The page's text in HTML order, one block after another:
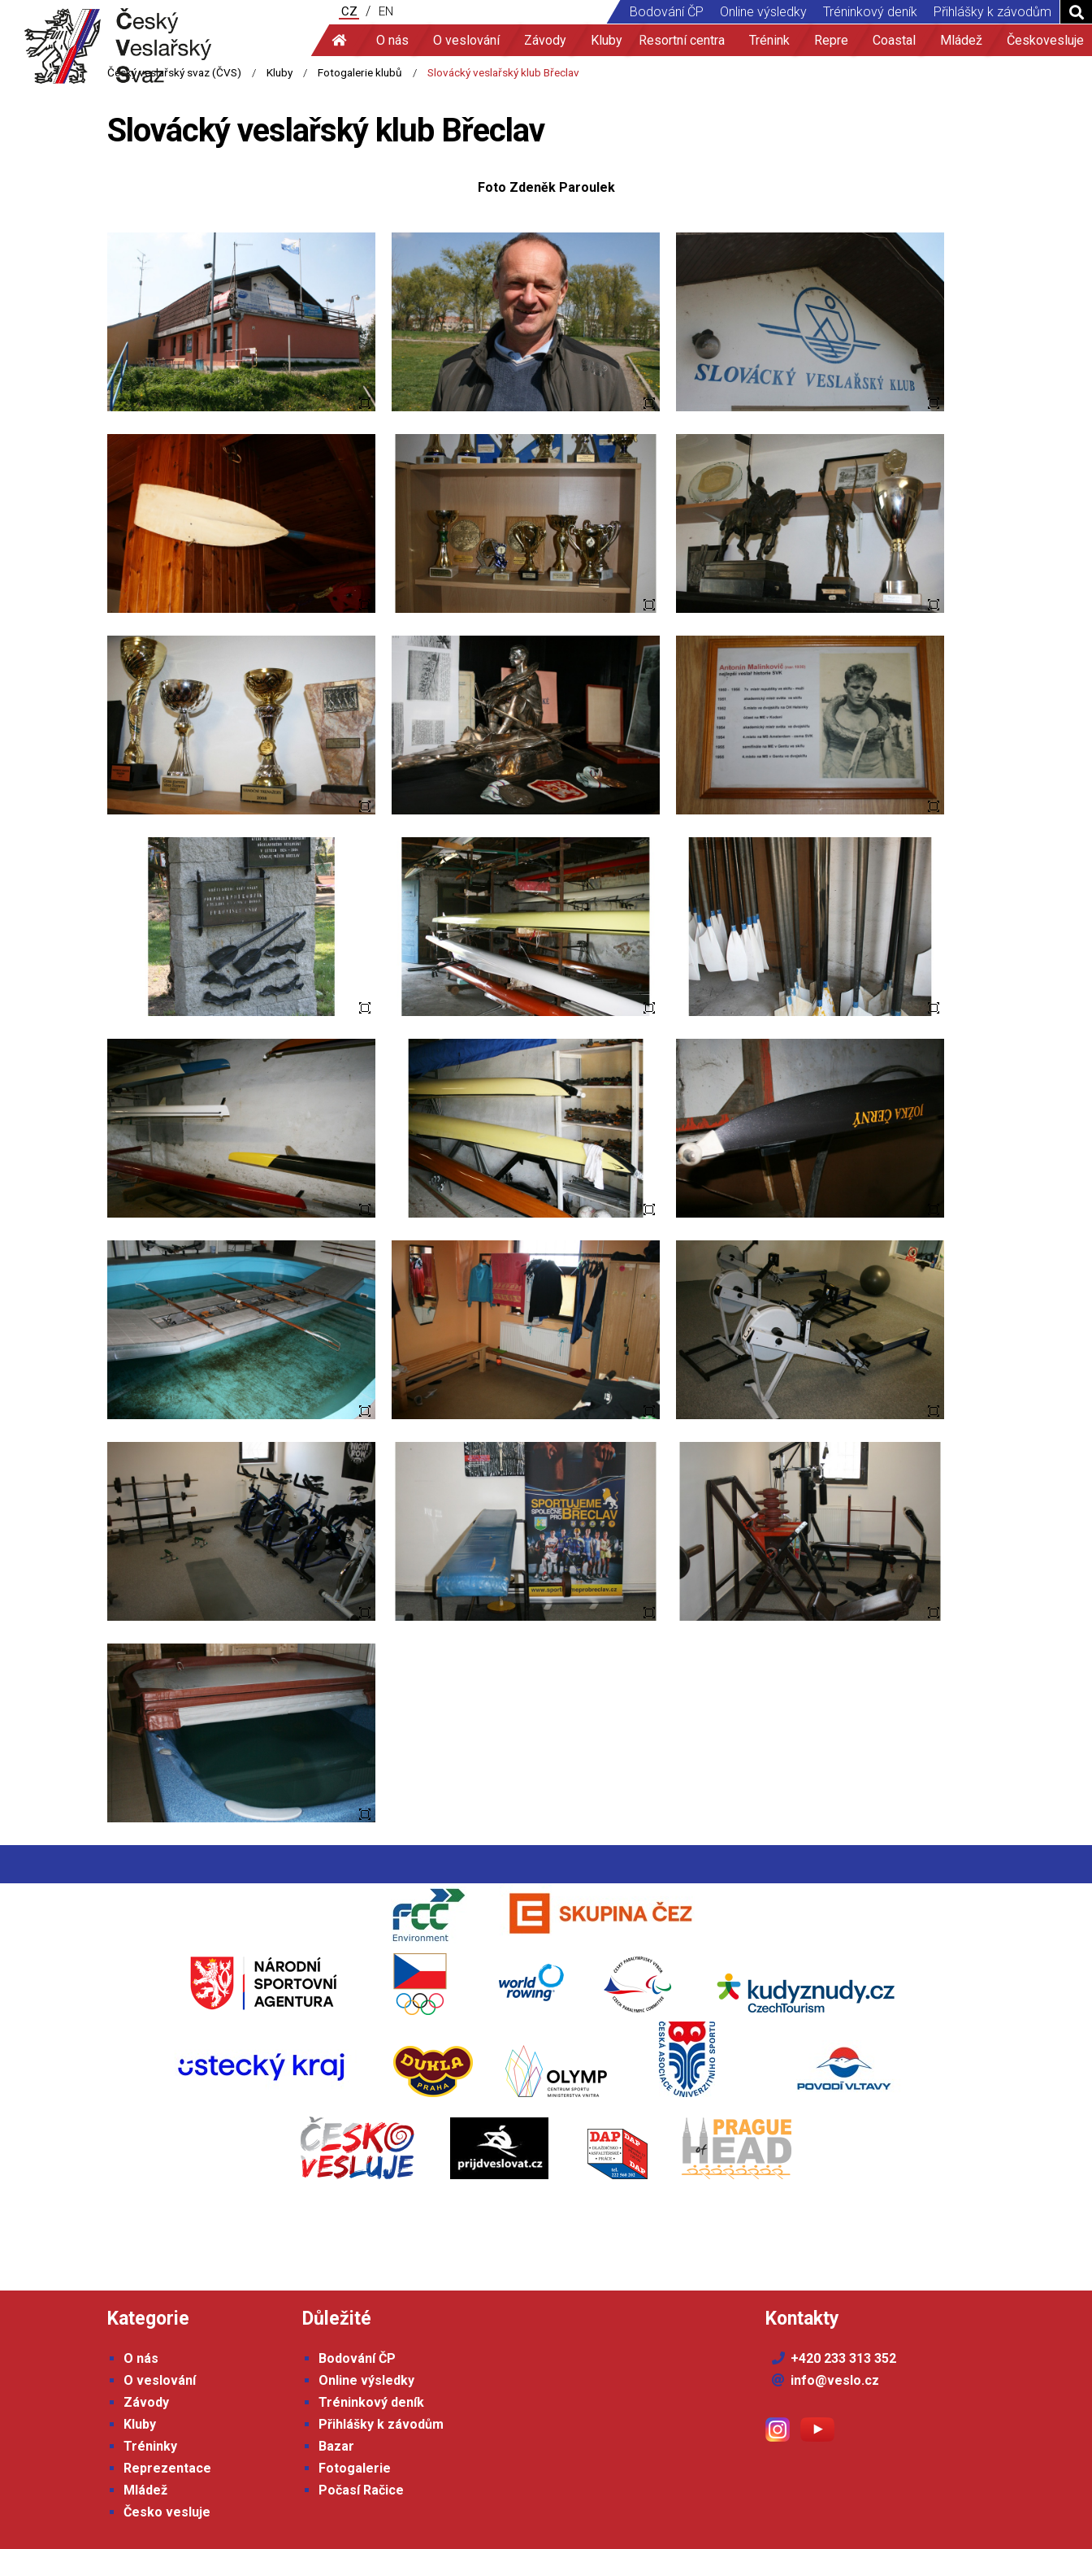
CZ / EN Bodování ČP Online výsledky Tréninkový deník
Přihlášky k závodům
O nás
O veslování Závody Kluby Resortní centra Trénink Repre Coastal Mládež Českovesluje
Slovácký veslařský klub Břeclav
Foto Zdeněk Paroulek
Kategorie
O nás
O veslování
Závody
Kluby
Tréninky
Reprezentace
Mládež
Česko vesluje
Důležité
Bodování ČP
Online výsledky
Tréninkový deník
Přihlášky k závodům
Bazar
Fotogalerie
Počasí Račice
Kontakty
+420 233 313 352
info@veslo.cz